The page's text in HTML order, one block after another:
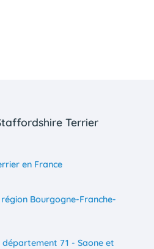
Terrier
en France
Bourgogne-Franche-
71 - Saone et